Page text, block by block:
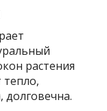
растения
долговечна.